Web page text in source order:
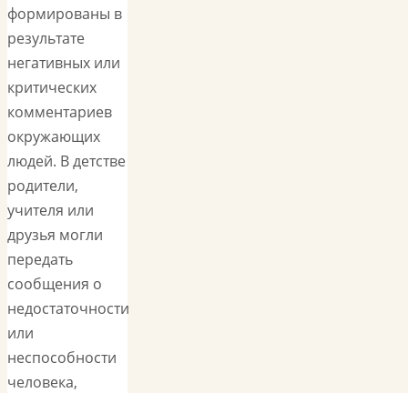
формированы в
результате
негативных или
критических
комментариев
окружающих
людей. В детстве
родители,
учителя или
друзья могли
передать
сообщения о
недостаточности
или
неспособности
человека,